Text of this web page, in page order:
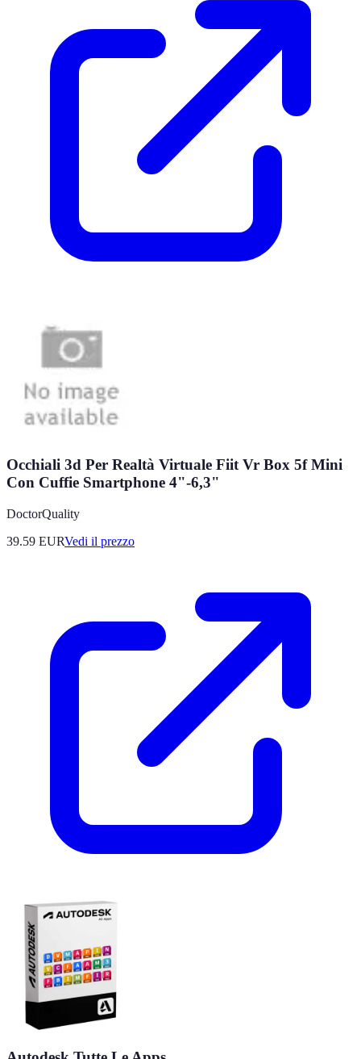
Occhiali 3d Per Realtà Virtuale Fiit Vr Box 5f Mini
Con Cuffie Smartphone 4"-6,3"
DoctorQuality
39.59 EURVedi il prezzo